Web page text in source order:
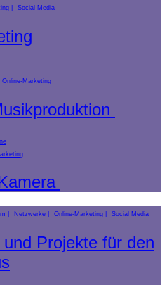
Social Media
Online-Marketing
Netzwerke Online-Marketing Social Media
Projekte für den